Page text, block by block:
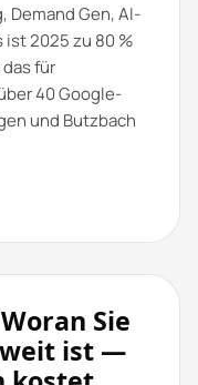
Demand Gen, AI-
2025 zu 80 %
für
40 Google-
und Butzbach
Sie
ist —